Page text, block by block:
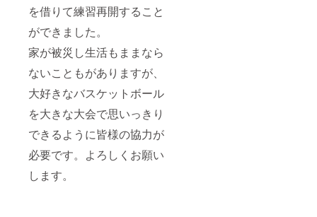
を借りて練習再開すること
ができました。
家が被災し生活もままなら
ないこともがありますが、
大好きなバスケットボール
を大きな大会で思いっきり
できるように皆様の協力が
必要です。よろしくお願い
します。